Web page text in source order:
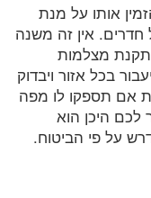
אותו על מנת
אין זה משנה
מצלמות
בכל אזור ויבדוק
אם תספקו לו מפה
לכם היכן הוא
על פי הביטוח.